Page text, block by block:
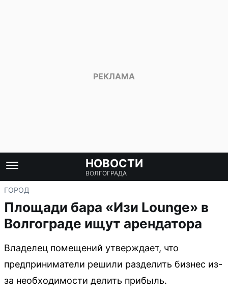
НОВОСТИ
ВОЛГОГРАДА
ГОРОД
Площади бара «Изи Lounge» в
Волгограде ищут арендатора
Владелец помещений утверждает, что
предприниматели решили разделить бизнес из-
за необходимости делить прибыль.